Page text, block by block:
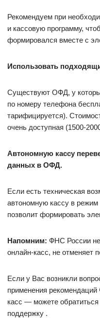
Рекомендуем при
и кассовую программу,
формировался вместе с
Использовать
Существуют ОФД, у
по номеру телефона
тарифицируется).
очень доступная (1500-
Автономную кассу
данных в ОФД.
Если есть техническая
автономную кассу в
позволит формировать
Напомним: ФНС России не
онлайн-касс, не отменяет
Если у Вас возникли
применения
касс — можете
поддержку .